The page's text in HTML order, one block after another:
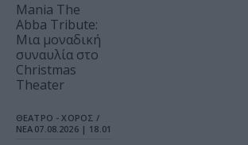
Mania The
Abba Tribute:
Μια μοναδική
συναυλία στο
Christmas
Theater
ΘΕΑΤΡΟ - ΧΟΡΟΣ /
ΝΕΑ 07.08.2026 | 18.01